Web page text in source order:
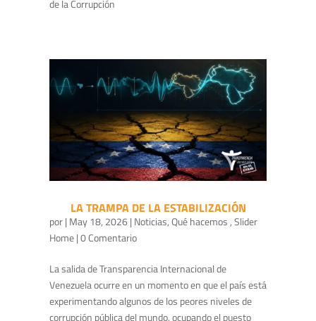
de la Corrupción
LA TRAMPA DE LA ESTABILIZACIÓN
por| May 18, 2026| Noticias,Qué hacemos ,Slider
Home| 0 Comentario
La salida de Transparencia Internacional de
Venezuela ocurre en un momento en que el país está
experimentando algunos de los peores niveles de
corrupción pública del mundo, ocupando el puesto